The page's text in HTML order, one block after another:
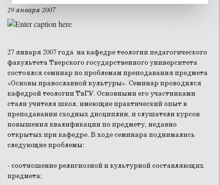
29 января 2007
27 января 2007 года на кафедре теологии педагогического
факультета Тверского государственного университета
состоялся семинар по проблемам преподавания предмета
«Основы православной культуры». Семинар проводился
кафедрой теологии ТвГУ. Основными его участниками
стали учителя школ, имеющие практический опыт в
преподавании сходных дисциплин, и слушатели курсов
повышения квалификации по предмету, недавно
открытых при кафедре. В ходе семинара поднимались
следующие проблемы:
- соотношение религиозной и культурной составляющих
предмета;